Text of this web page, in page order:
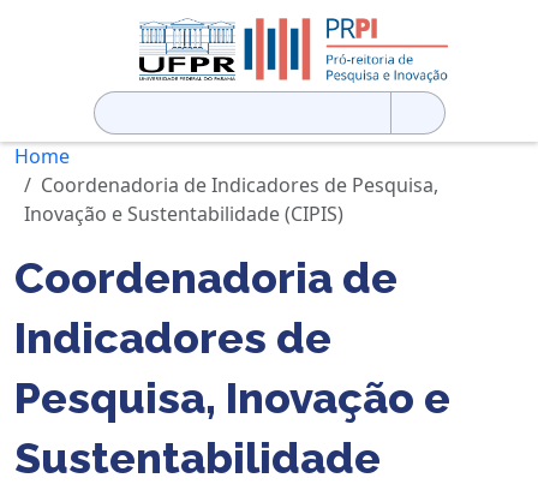
Pesquisar
por:
Home
Coordenadoria de Indicadores de Pesquisa,
Inovação e Sustentabilidade (CIPIS)
Coordenadoria de
Indicadores de
Pesquisa, Inovação e
Sustentabilidade